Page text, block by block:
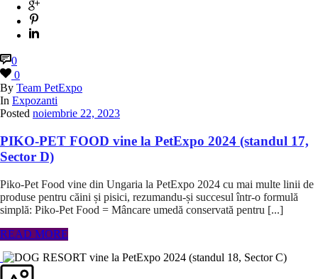
0
0
By Team PetExpo
In Expozanti
Posted noiembrie 22, 2023
PIKO-PET FOOD vine la PetExpo 2024 (standul 17,
Sector D)
Piko-Pet Food vine din Ungaria la PetExpo 2024 cu mai multe linii de
produse pentru căini și pisici, rezumandu-și succesul într-o formulă
simplă: Piko-Pet Food = Mâncare umedă conservată pentru [...]
READ MORE